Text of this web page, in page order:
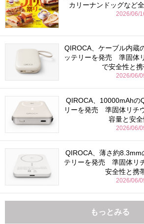
カリーナンドッグなど
2026/06/
QIROCA、ケーブル内蔵
ッテリーを発売 準固体
で安全性と
2026/06/
QIROCA、10000mAhの
リーを発売 準固体リチ
容量と安
2026/06/
QIROCA、薄さ約8.3mm
テリーを発売 準固体リ
安全性と携
2026/06/
もっとみる